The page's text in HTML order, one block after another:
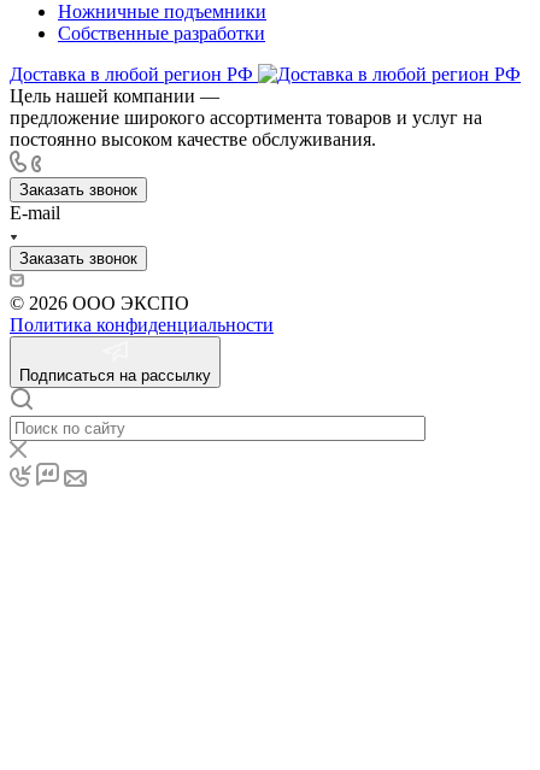
Ножничные подъемники
Собственные разработки
Доставка в любой регион РФ
Цель нашей компании —
предложение широкого ассортимента товаров и услуг на
постоянно высоком качестве обслуживания.
Заказать звонок
E-mail
Заказать звонок
© 2026 ООО ЭКСПО
Политика конфиденциальности
Подписаться на рассылку